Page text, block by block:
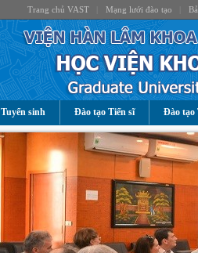
Trang chủ VAST Mạng lưới đào tạo
Tuyển sinh Đào tạo Tiến sĩ Đào tạo